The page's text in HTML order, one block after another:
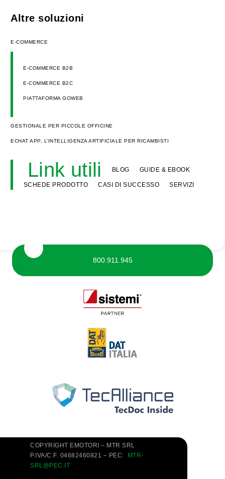
Altre soluzioni
E-COMMERCE
E-COMMERCE B2B
E-COMMERCE B2C
PIATTAFORMA GOWEB
GESTIONALE PER PICCOLE OFFICINE
ECHAT APP, L’INTELLIGENZA ARTIFICIALE PER RICAMBISTI
Link utili BLOG GUIDE & EBOOK
SCHEDE PRODOTTO CASI DI SUCCESSO SERVIZI
800.911.945
COPYRIGHT EMOTORI – MTR SRL
P.IVA/C.F. 04682460821 – PEC:
MTR-
SRL@PEC.IT